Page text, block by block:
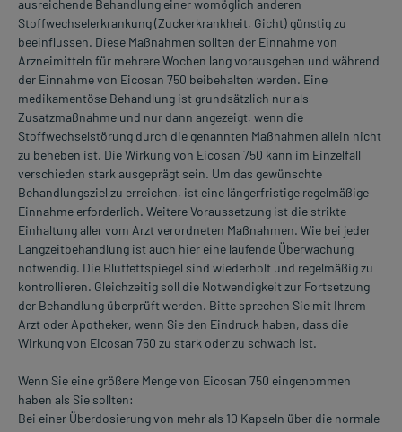
ausreichende Behandlung einer womöglich anderen
Stoffwechselerkrankung (Zuckerkrankheit, Gicht) günstig zu
beeinflussen. Diese Maßnahmen sollten der Einnahme von
Arzneimitteln für mehrere Wochen lang vorausgehen und während
der Einnahme von Eicosan 750 beibehalten werden. Eine
medikamentöse Behandlung ist grundsätzlich nur als
Zusatzmaßnahme und nur dann angezeigt, wenn die
Stoffwechselstörung durch die genannten Maßnahmen allein nicht
zu beheben ist. Die Wirkung von Eicosan 750 kann im Einzelfall
verschieden stark ausgeprägt sein. Um das gewünschte
Behandlungsziel zu erreichen, ist eine längerfristige regelmäßige
Einnahme erforderlich. Weitere Voraussetzung ist die strikte
Einhaltung aller vom Arzt verordneten Maßnahmen. Wie bei jeder
Langzeitbehandlung ist auch hier eine laufende Überwachung
notwendig. Die Blutfettspiegel sind wiederholt und regelmäßig zu
kontrollieren. Gleichzeitig soll die Notwendigkeit zur Fortsetzung
der Behandlung überprüft werden. Bitte sprechen Sie mit Ihrem
Arzt oder Apotheker, wenn Sie den Eindruck haben, dass die
Wirkung von Eicosan 750 zu stark oder zu schwach ist.
Wenn Sie eine größere Menge von Eicosan 750 eingenommen
haben als Sie sollten:
Bei einer Überdosierung von mehr als 10 Kapseln über die normale